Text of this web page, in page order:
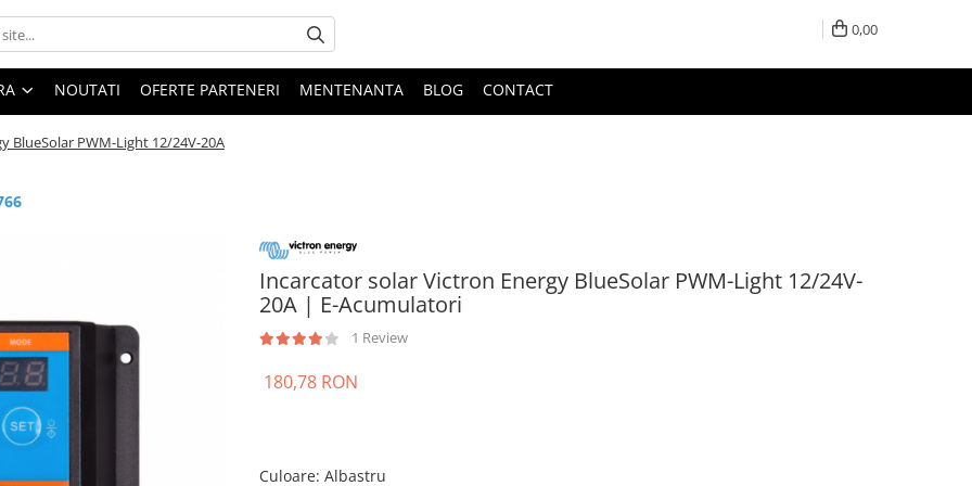
0,00
NOUTATI OFERTE PARTENERI MENTENANTA BLOG CONTACT
BlueSolar PWM-Light 12/24V-20A
Incarcator solar Victron Energy BlueSolar PWM-Light 12/24V-
20A | E-Acumulatori
1 Review
180,78 RON
Culoare: Albastru